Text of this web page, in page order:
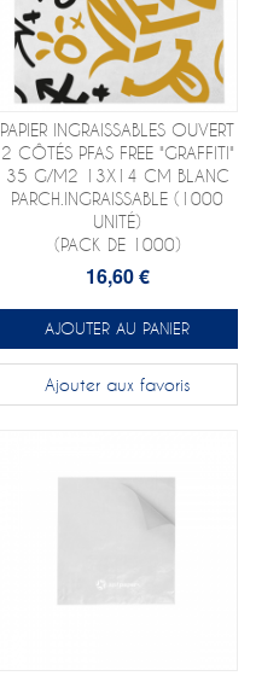
PAPIER INGRAISSABLES OUVERT
2 CÔTÉS PFAS FREE "GRAFFITI"
35 G/M2 13X14 CM BLANC
PARCH.INGRAISSABLE (1000
UNITÉ)
(PACK DE 1000)
16,60 €
AJOUTER AU PANIER
Ajouter aux favoris